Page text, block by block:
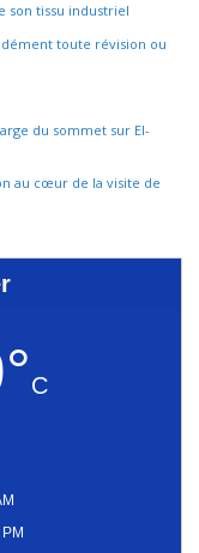
son tissu industriel
toute révision ou
du sommet sur El-
au cœur de la visite de
C